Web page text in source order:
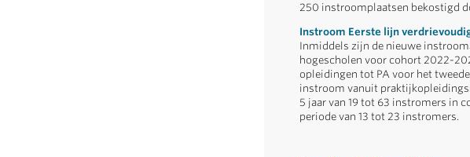
250 instroomplaatsen bekostigd
Instroom Eerste lijn
Inmiddels zijn de nieuwe
hogescholen voor cohort 2022-
opleidingen tot PA voor het
instroom vanuit
5 jaar van 19 tot 63 instromers in
periode van 13 tot 23 instromers.